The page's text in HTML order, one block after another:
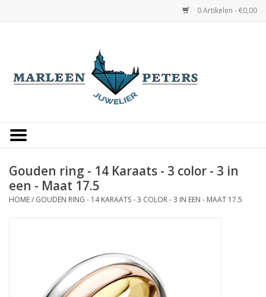
0 Artikelen - €0,00
Occasions
Merken
Gouden ring - 14 Karaats - 3 color - 3 in
een - Maat 17.5
HOME/ GOUDEN RING - 14 KARAATS - 3 COLOR - 3 IN EEN - MAAT 17.5